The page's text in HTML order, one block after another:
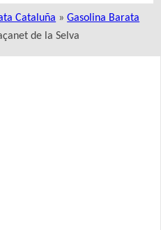
Cataluña »Gasolina Barata
de la Selva